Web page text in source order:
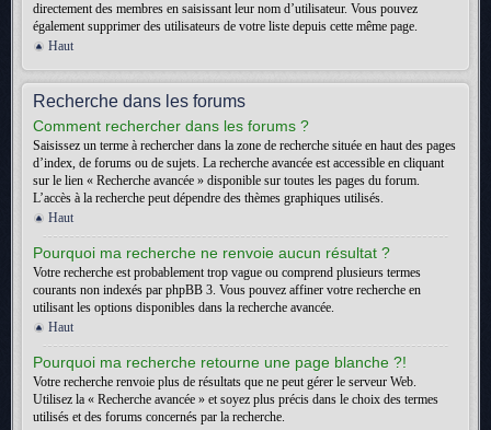
directement des membres en saisissant leur nom d’utilisateur. Vous pouvez
également supprimer des utilisateurs de votre liste depuis cette même page.
Haut
Recherche dans les forums
Comment rechercher dans les forums ?
Saisissez un terme à rechercher dans la zone de recherche située en haut des pages
d’index, de forums ou de sujets. La recherche avancée est accessible en cliquant
sur le lien « Recherche avancée » disponible sur toutes les pages du forum.
L’accès à la recherche peut dépendre des thèmes graphiques utilisés.
Haut
Pourquoi ma recherche ne renvoie aucun résultat ?
Votre recherche est probablement trop vague ou comprend plusieurs termes
courants non indexés par phpBB 3. Vous pouvez affiner votre recherche en
utilisant les options disponibles dans la recherche avancée.
Haut
Pourquoi ma recherche retourne une page blanche ?!
Votre recherche renvoie plus de résultats que ne peut gérer le serveur Web.
Utilisez la « Recherche avancée » et soyez plus précis dans le choix des termes
utilisés et des forums concernés par la recherche.